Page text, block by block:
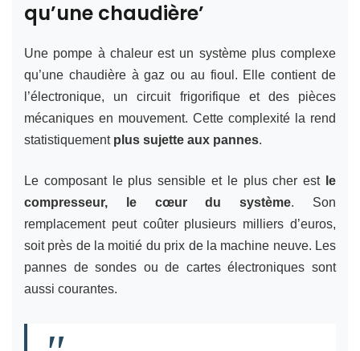
qu’une chaudière’
Une pompe à chaleur est un système plus complexe
qu’une chaudière à gaz ou au fioul. Elle contient de
l’électronique, un circuit frigorifique et des pièces
mécaniques en mouvement. Cette complexité la rend
statistiquement plus sujette aux pannes.
Le composant le plus sensible et le plus cher est le
compresseur, le cœur du système. Son
remplacement peut coûter plusieurs milliers d’euros,
soit près de la moitié du prix de la machine neuve. Les
pannes de sondes ou de cartes électroniques sont
aussi courantes.